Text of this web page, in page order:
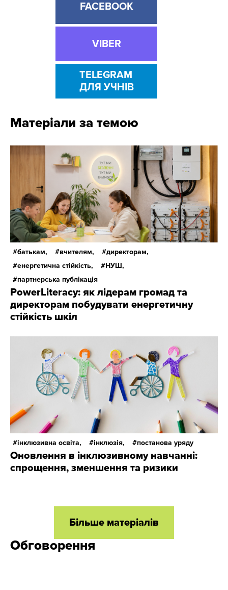
FACEBOOK
VIBER
TELEGRAM
ДЛЯ УЧНІВ
Матеріали за темою
батькам, вчителям,
директорам,
енергетична стійкість,
НУШ,
партнерська публікація
PowerLiteracy: як лідерам громад та
директорам побудувати енергетичну
стійкість шкіл
інклюзивна освіта, інклюзія, постанова уряду
Оновлення в інклюзивному навчанні:
спрощення, зменшення та ризики
Більше матеріалів
Обговорення